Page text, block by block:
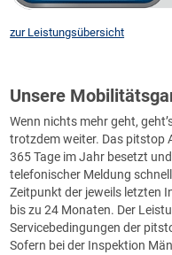
zur Leistungsübersicht
Unsere
Wenn nichts mehr geht,
trotzdem weiter. Das pitstop
365 Tage im Jahr besetzt
telefonischer Meldung
Zeitpunkt der jeweils letzten
bis zu 24 Monaten. Der
Servicebedingungen der
Sofern bei der Inspektion